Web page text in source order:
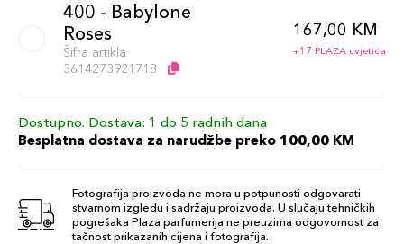
400 - Babylone
Roses
Šifra artikla
3614273921718
167,00 KM
+17 PLAZA cvjetića
Dostupno. Dostava: 1 do 5 radnih dana
Besplatna dostava za narudžbe preko 100,00 KM
Fotografija proizvoda ne mora u potpunosti odgovarati
stvarnom izgledu i sadržaju proizvoda. U slučaju tehničkih
pogrešaka Plaza parfumerija ne preuzima odgovornost za
tačnost prikazanih cijena i fotografija.